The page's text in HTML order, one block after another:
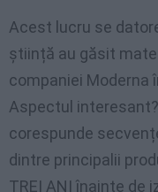
Acest lucru se
știință au găsit
companiei Moderna
Aspectul
corespunde
dintre principalii
TREI ANI înainte de